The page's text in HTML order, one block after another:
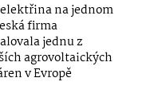
na jednom
firma
jednu z
agrovoltaických
v Evropě